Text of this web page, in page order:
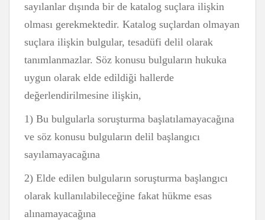
sayılanlar dışında bir de katalog suçlara ilişkin
olması gerekmektedir. Katalog suçlardan olmayan
suçlara ilişkin bulgular, tesadüfi delil olarak
tanımlanmazlar. Söz konusu bulguların hukuka
uygun olarak elde edildiği hallerde
değerlendirilmesine ilişkin,
1) Bu bulgularla soruşturma başlatılamayacağına
ve söz konusu bulguların delil başlangıcı
sayılamayacağına
2) Elde edilen bulguların soruşturma başlangıcı
olarak kullanılabileceğine fakat hükme esas
alınamayacağına